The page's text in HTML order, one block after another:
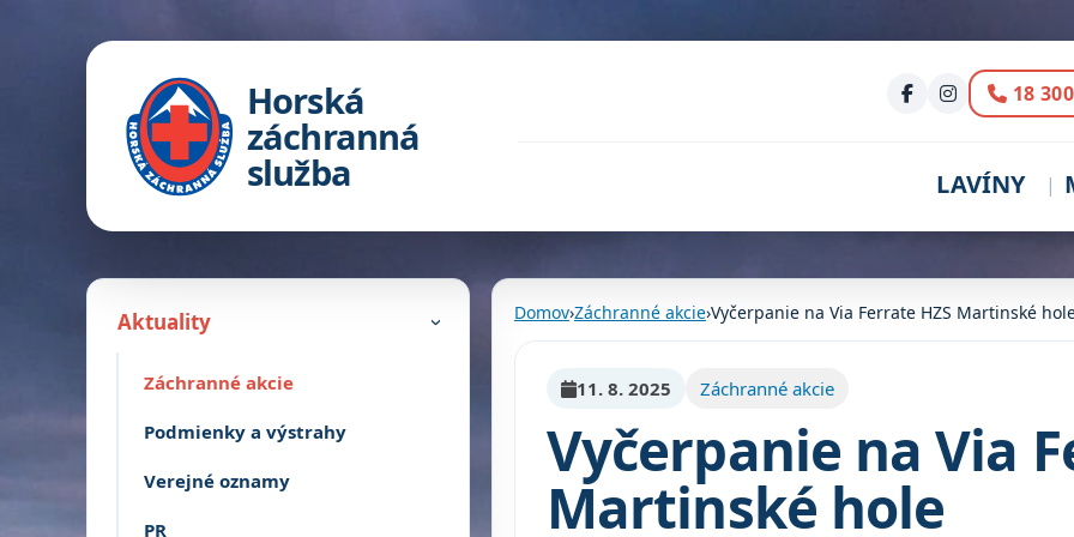
Horská
záchranná
služba
18 300
LAVÍNY
Aktuality ›
Záchranné akcie
Podmienky a výstrahy
Verejné oznamy
PR
Domov›Záchranné akcie›Vyčerpanie na Via Ferrate HZS Martinské
11. 8. 2025 Záchranné akcie
Vyčerpanie na Via
Martinské hole